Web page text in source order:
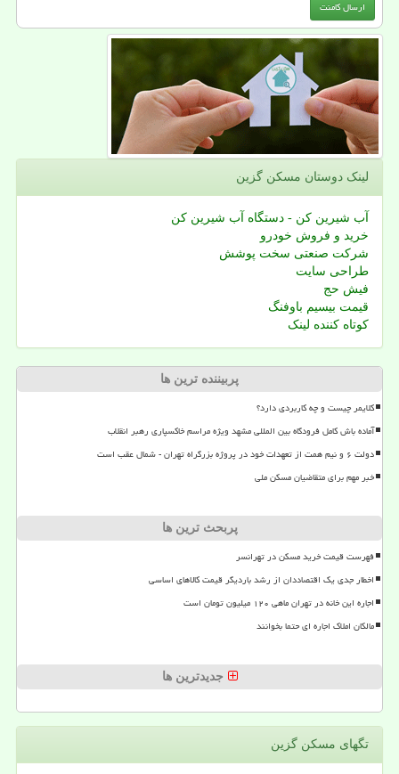
لینک دوستان مسكن گزین
آب شیرین کن - دستگاه آب شیرین کن
خرید و فروش خودرو
شرکت صنعتی سخت پوشش
طراحی سایت
فیش حج
قیمت بیسیم باوفنگ
کوتاه کننده لینک
پربیننده ترین ها
کلایمر چیست و چه کاربردی دارد؟
آماده باش کامل فرودگاه بین المللی مشهد ویژه مراسم خاکسپاری رهبر انقلاب
دولت ۶ و نیم همت از تعهدات خود در پروژه بزرگراه تهران - شمال عقب است
خبر مهم برای متقاضیان مسکن ملی
پربحث ترین ها
فهرست قیمت خرید مسکن در تهرانسر
اخطار جدی یک اقتصاددان از رشد باردیگر قیمت کالاهای اساسی
اجاره این خانه در تهران ماهی ۱۲۰ میلیون تومان است
مالکان املاک اجاره ای حتما بخوانند
جدیدترین ها
تگهای مسكن گزین